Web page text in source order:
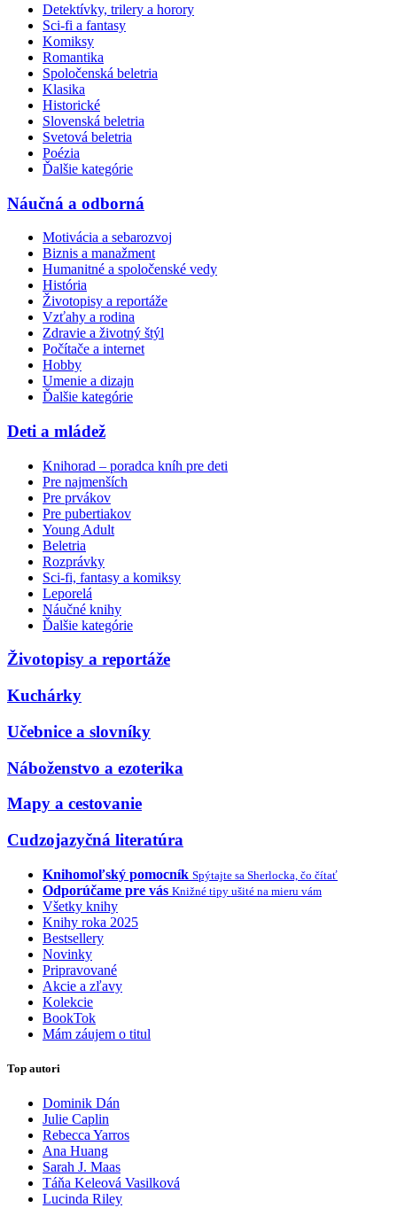
Detektívky, trilery a horory
Sci-fi a fantasy
Komiksy
Romantika
Spoločenská beletria
Klasika
Historické
Slovenská beletria
Svetová beletria
Poézia
Ďalšie kategórie
Náučná a odborná
Motivácia a sebarozvoj
Biznis a manažment
Humanitné a spoločenské vedy
História
Životopisy a reportáže
Vzťahy a rodina
Zdravie a životný štýl
Počítače a internet
Hobby
Umenie a dizajn
Ďalšie kategórie
Deti a mládež
Knihorad – poradca kníh pre deti
Pre najmenších
Pre prvákov
Pre pubertiakov
Young Adult
Beletria
Rozprávky
Sci-fi, fantasy a komiksy
Leporelá
Náučné knihy
Ďalšie kategórie
Životopisy a reportáže
Kuchárky
Učebnice a slovníky
Náboženstvo a ezoterika
Mapy a cestovanie
Cudzojazyčná literatúra
Knihomoľský pomocník Spýtajte sa Sherlocka, čo čítať
Odporúčame pre vás Knižné tipy ušité na mieru vám
Všetky knihy
Knihy roka 2025
Bestsellery
Novinky
Pripravované
Akcie a zľavy
Kolekcie
BookTok
Mám záujem o titul
Top autori
Dominik Dán
Julie Caplin
Rebecca Yarros
Ana Huang
Sarah J. Maas
Táňa Keleová Vasilková
Lucinda Riley